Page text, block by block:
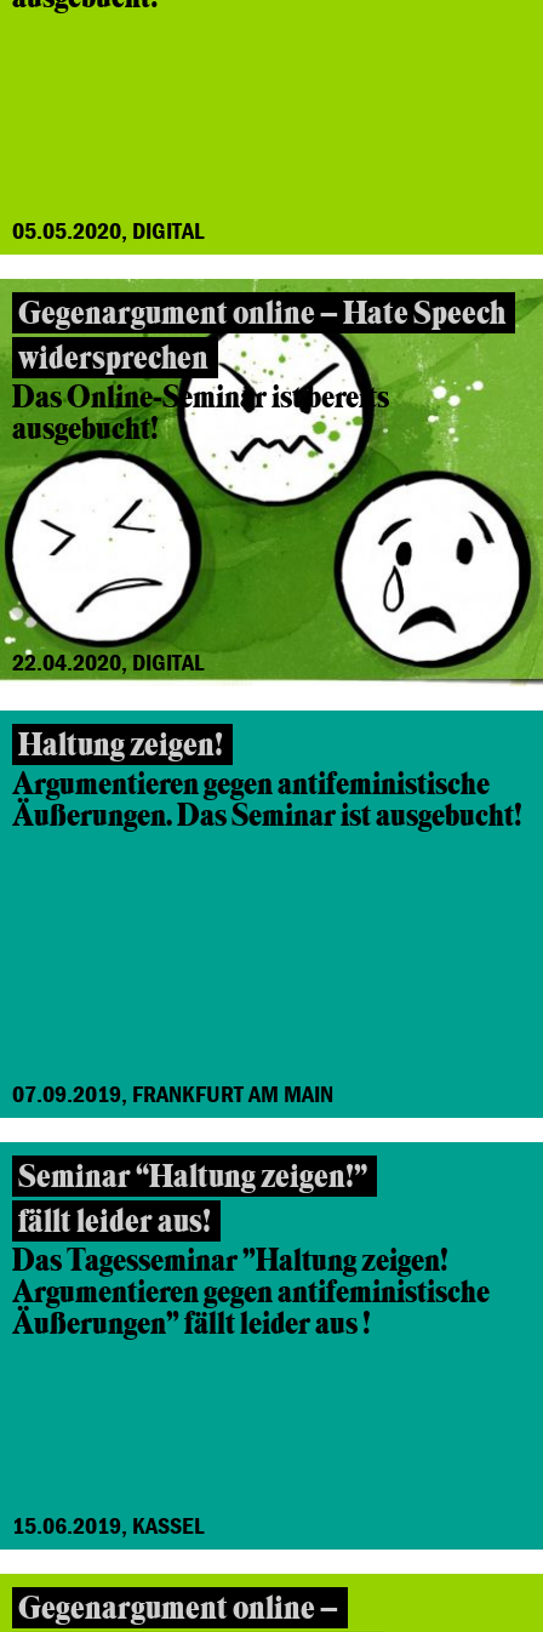
05.05.2020, DIGITAL
Gegenargument online – Hate Speech
widersprechen
Das Online-Seminar ist bereits
ausgebucht!
22.04.2020, DIGITAL
Haltung zeigen!
Argumentieren gegen antifeministische
Äußerungen. Das Seminar ist ausgebucht!
07.09.2019, FRANKFURT AM MAIN
Seminar “Haltung zeigen!”
fällt leider aus!
Das Tagesseminar "Haltung zeigen!
Argumentieren gegen antifeministische
Äußerungen" fällt leider aus !
15.06.2019, KASSEL
Gegenargument online –